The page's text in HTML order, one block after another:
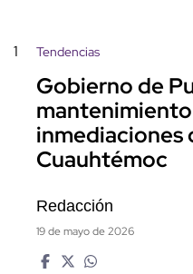
1 Tendencias
Gobierno de
inmediaciones
Cuauhtémoc
Redacción
19 de mayo de 2026